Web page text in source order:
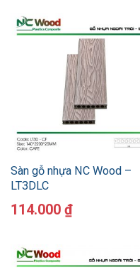
Sàn gỗ nhựa NC Wood –
LT3DLC
114.000 ₫